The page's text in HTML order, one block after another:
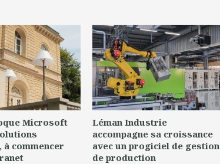
Microsoft
commencer
Léman Industrie
accompagne sa croissance
avec un progiciel de gestion
de production